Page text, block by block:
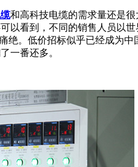
和高科技电缆的需求量还是
以看到，不同的销售人员以
绝。低价招标似乎已经成为
一番还多。